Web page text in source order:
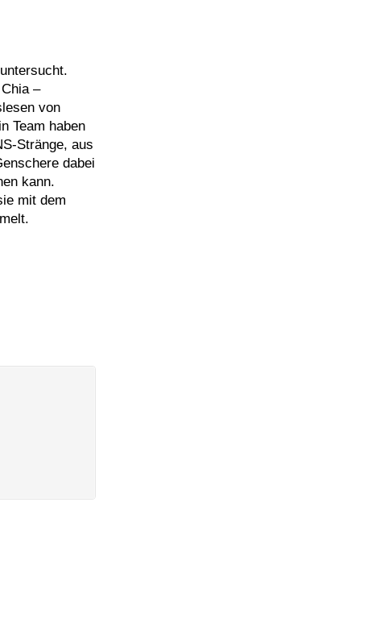
–
von
Team haben
Stränge, aus
dabei
kann.
mit dem